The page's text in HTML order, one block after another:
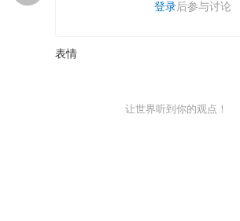
登录后参与讨论
表情
让世界听到你的观点！